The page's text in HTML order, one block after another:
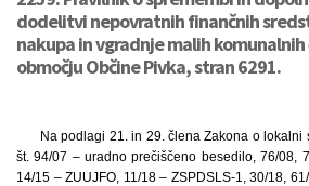
dodelitvi nepovratnih finančnih
nakupa in vgradnje malih
območju Občine Pivka, stran 6291.
Na podlagi 21. in 29. člena Zakona o lokalni
št. 94/07 – uradno prečiščeno besedilo, 76/08,
14/15 – ZUUJFO, 11/18 – ZSPDSLS-1, 30/18,